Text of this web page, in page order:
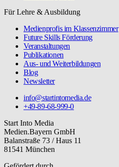
Für Lehre & Ausbildung
Medienprofis im Klassenzimmer
Future Skills Förderung
Veranstaltungen
Publikationen
Aus- und Weiterbildungen
Blog
Newsletter
info@startintomedia.de
+49-89-68-999-0
Start Into Media
Medien.Bayern GmbH
Balanstraße 73 / Haus 11
81541 München